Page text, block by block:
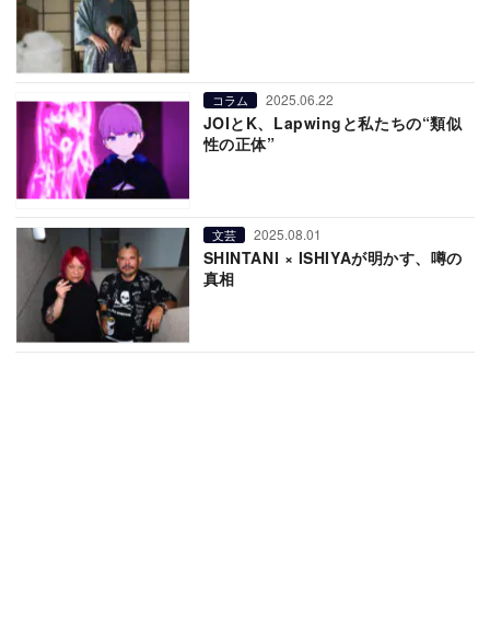
コラム 2025.06.22
JOIとK、Lapwingと私たちの“類似
性の正体”
文芸 2025.08.01
SHINTANI × ISHIYAが明かす、噂の
真相